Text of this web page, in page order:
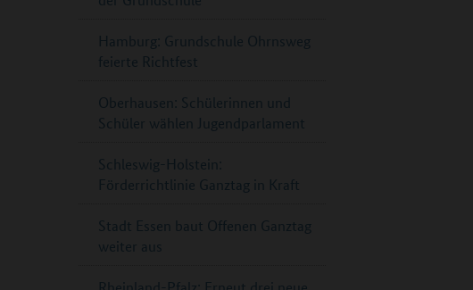
Hamburg: Grundschule Ohrnsweg
feierte Richtfest
Oberhausen: Schülerinnen und
Schüler wählen Jugendparlament
Schleswig-Holstein:
Förderrichtlinie Ganztag in Kraft
Stadt Essen baut Offenen Ganztag
weiter aus